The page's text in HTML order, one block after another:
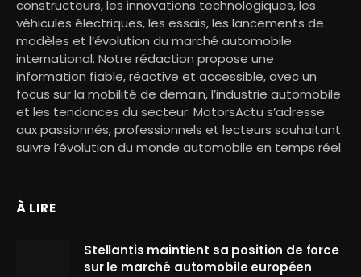
constructeurs, les innovations technologiques, les
véhicules électriques, les essais, les lancements de
modèles et l’évolution du marché automobile
international. Notre rédaction propose une
information fiable, réactive et accessible, avec un
focus sur la mobilité de demain, l’industrie automobile
et les tendances du secteur. MotorsActu s’adresse
aux passionnés, professionnels et lecteurs souhaitant
suivre l’évolution du monde automobile en temps réel.
À LIRE
Stellantis maintient sa position de force
sur le marché automobile européen